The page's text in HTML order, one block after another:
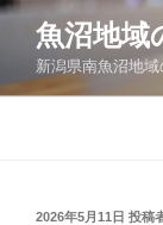
コ
ン
魚沼地域
新潟県南魚沼地
投
2026年5月11日 投稿